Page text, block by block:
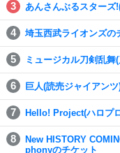
あんさんぶるスターズ
埼玉西武ライオンズの
ミュージカル刀剣乱舞
巨人(読売ジャイアン
Hello! Project(ハロプ
New HISTORY
phonyのチケット